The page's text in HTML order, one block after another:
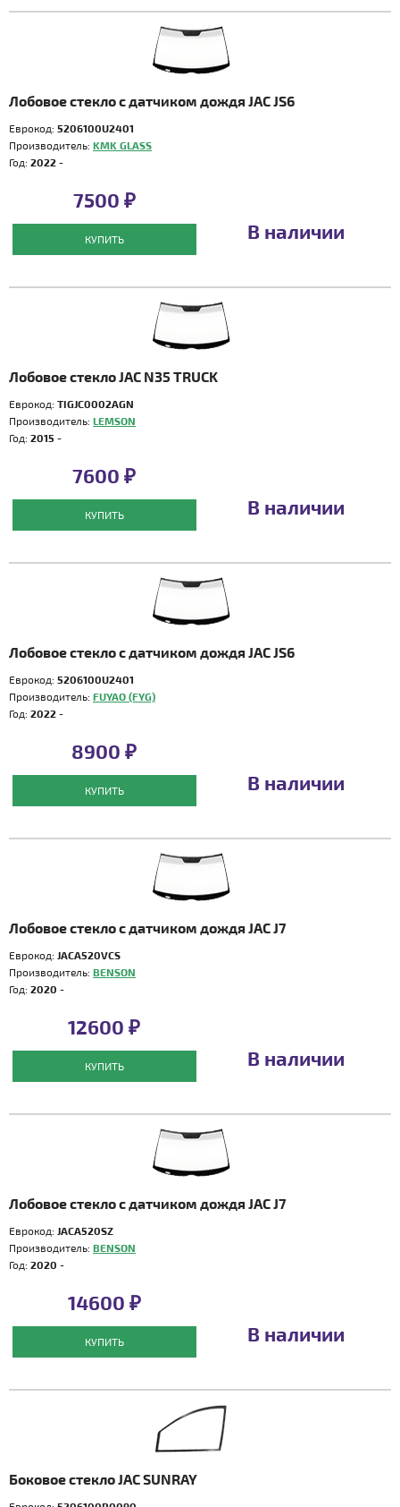
Лобовое стекло с датчиком дождя JAC JS6
Еврокод: 5206100U2401
Производитель: KMK GLASS
Год: 2022 -
7500 ₽
КУПИТЬ В наличии
Лобовое стекло JAC N35 TRUCK
Еврокод: TIGJC0002AGN
Производитель: LEMSON
Год: 2015 -
7600 ₽
КУПИТЬ В наличии
Лобовое стекло с датчиком дождя JAC JS6
Еврокод: 5206100U2401
Производитель: FUYAO (FYG)
Год: 2022 -
8900 ₽
КУПИТЬ В наличии
Лобовое стекло с датчиком дождя JAC J7
Еврокод: JACA520VCS
Производитель: BENSON
Год: 2020 -
12600 ₽
КУПИТЬ В наличии
Лобовое стекло с датчиком дождя JAC J7
Еврокод: JACA520SZ
Производитель: BENSON
Год: 2020 -
14600 ₽
КУПИТЬ В наличии
Боковое стекло JAC SUNRAY